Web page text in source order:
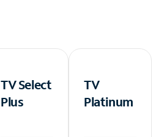
TV Select
Plus
TV
Platinum